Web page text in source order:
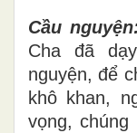
Cầu
Cha đã
nguyện, để
khô khan,
vọng, chúng